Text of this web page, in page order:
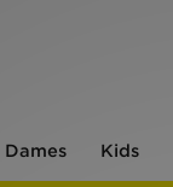
Dames Kids